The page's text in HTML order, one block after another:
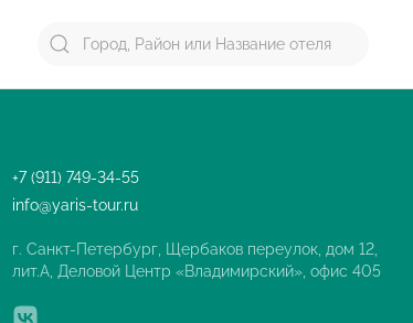
+7 (911) 749-34-55
info@yaris-tour.ru
г. Санкт-Петербург, Щербаков переулок, дом 12,
лит.А, Деловой Центр «Владимирский», офис 405